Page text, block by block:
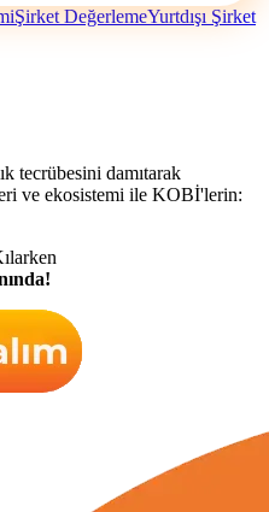
Şirket DeğerlemeYurtdışı Şirket
tecrübesini damıtarak
ve ekosistemi ile KOBİ'lerin: